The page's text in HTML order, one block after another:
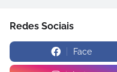
Redes Sociais
Face